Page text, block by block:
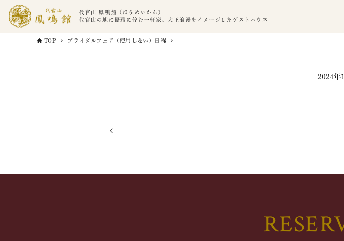
代官山 鳳鳴館（ほうめいかん）
代官山の地に優雅に佇む一軒家。大正浪漫をイメージしたゲストハウス
TOP ブライダルフェア（使用しない）日程
2024年